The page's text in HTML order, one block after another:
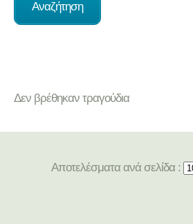
Δεν βρέθηκαν τραγούδια
Αποτελέσματα ανά σελίδα :